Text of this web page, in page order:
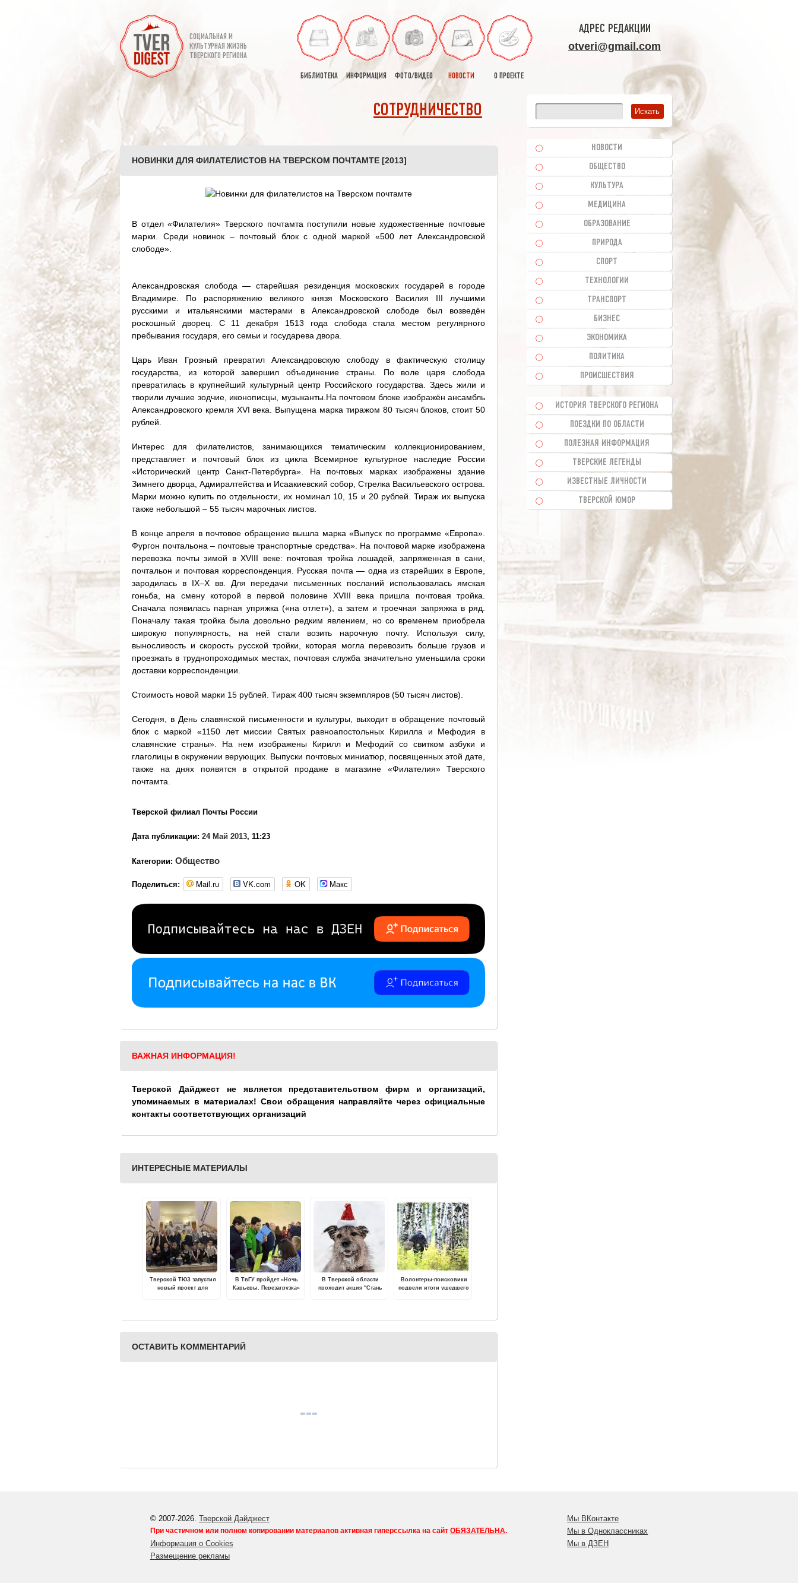
СОЦИАЛЬНАЯ И
КУЛЬТУРНАЯ ЖИЗНЬ
ТВЕРСКОГО РЕГИОНА
БИБЛИОТЕКА ИНФОРМАЦИЯ ФОТО/ВИДЕО НОВОСТИ О ПРОЕКТЕ
АДРЕС РЕДАКЦИИ
otveri@gmail.com
СОТРУДНИЧЕСТВО
НОВИНКИ ДЛЯ ФИЛАТЕЛИСТОВ НА ТВЕРСКОМ ПОЧТАМТЕ [2013]
В отдел «Филателия» Тверского почтамта поступили новые художественные почтовые
марки. Среди новинок – почтовый блок с одной маркой «500 лет Александровской
слободе».
Александровская слобода — старейшая резиденция московских государей в городе
Владимире. По распоряжению великого князя Московского Василия III лучшими
русскими и итальянскими мастерами в Александровской слободе был возведён
роскошный дворец. С 11 декабря 1513 года слобода стала местом регулярного
пребывания государя, его семьи и государева двора.
Царь Иван Грозный превратил Александровскую слободу в фактическую столицу
государства, из которой завершил объединение страны. По воле царя слобода
превратилась в крупнейший культурный центр Российского государства. Здесь жили и
творили лучшие зодчие, иконописцы, музыканты.На почтовом блоке изображён ансамбль
Александровского кремля XVI века. Выпущена марка тиражом 80 тысяч блоков, стоит 50
рублей.
Интерес для филателистов, занимающихся тематическим коллекционированием,
представляет и почтовый блок из цикла Всемирное культурное наследие России
«Исторический центр Санкт-Петербурга». На почтовых марках изображены здание
Зимнего дворца, Адмиралтейства и Исаакиевский собор, Стрелка Васильевского острова.
Марки можно купить по отдельности, их номинал 10, 15 и 20 рублей. Тираж их выпуска
также небольшой – 55 тысяч марочных листов.
В конце апреля в почтовое обращение вышла марка «Выпуск по программе «Европа».
Фургон почтальона – почтовые транспортные средства». На почтовой марке изображена
перевозка почты зимой в XVIII веке: почтовая тройка лошадей, запряженная в сани,
почтальон и почтовая корреспонденция. Русская почта ― одна из старейших в Европе,
зародилась в IX–X вв. Для передачи письменных посланий использовалась ямская
гоньба, на смену которой в первой половине XVIII века пришла почтовая тройка.
Cначала появилась парная упряжка («на отлет»), а затем и троечная запряжка в ряд.
Поначалу такая тройка была довольно редким явлением, но со временем приобрела
широкую популярность, на ней стали возить нарочную почту. Используя силу,
выносливость и скорость русской тройки, которая могла перевозить больше грузов и
проезжать в труднопроходимых местах, почтовая служба значительно уменьшила сроки
доставки корреспонденции.
Стоимость новой марки 15 рублей. Тираж 400 тысяч экземпляров (50 тысяч листов).
Сегодня, в День славянской письменности и культуры, выходит в обращение почтовый
блок с маркой «1150 лет миссии Святых равноапостольных Кирилла и Мефодия в
славянские страны». На нем изображены Кирилл и Мефодий со свитком азбуки и
глаголицы в окружении верующих. Выпуски почтовых миниатюр, посвященных этой дате,
также на днях появятся в открытой продаже в магазине «Филателия» Тверского
почтамта.
Тверской филиал Почты России
Дата публикации: 24 Май 2013, 11:23
Категории: Общество
Поделиться: Mail.ru VK.com OK Макс
ВАЖНАЯ ИНФОРМАЦИЯ!
Тверской Дайджест не является представительством фирм и организаций,
упоминаемых в материалах! Свои обращения направляйте через официальные
контакты соответствующих организаций
ИНТЕРЕСНЫЕ МАТЕРИАЛЫ
Тверской ТЮЗ запустил
новый проект для
В ТвГУ пройдет «Ночь
Карьеры. Перезагрузка»
В Тверской области
проходит акция "Стань
Волонтеры-поисковики
подвели итоги ушедшего
ОСТАВИТЬ КОММЕНТАРИЙ
НОВОСТИ
ОБЩЕСТВО
КУЛЬТУРА
МЕДИЦИНА
ОБРАЗОВАНИЕ
ПРИРОДА
СПОРТ
ТЕХНОЛОГИИ
ТРАНСПОРТ
БИЗНЕС
ЭКОНОМИКА
ПОЛИТИКА
ПРОИСШЕСТВИЯ
ИСТОРИЯ ТВЕРСКОГО РЕГИОНА
ПОЕЗДКИ ПО ОБЛАСТИ
ПОЛЕЗНАЯ ИНФОРМАЦИЯ
ТВЕРСКИЕ ЛЕГЕНДЫ
ИЗВЕСТНЫЕ ЛИЧНОСТИ
ТВЕРСКОЙ ЮМОР
© 2007-2026. Тверской Дайджест
При частичном или полном копировании материалов активная гиперссылка на сайт ОБЯЗАТЕЛЬНА.
Информация о Cookies
Размещение рекламы
Мы ВКонтакте
Мы в Одноклассниках
Мы в ДЗЕН